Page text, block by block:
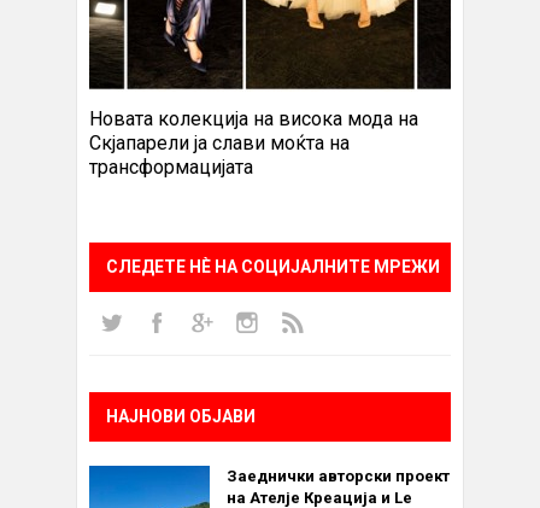
Новата колекција на висока мода на
Скјапарели ја слави моќта на
трансформацијата
СЛЕДЕТЕ НÈ НА СОЦИЈАЛНИТЕ МРЕЖИ
НАЈНОВИ ОБЈАВИ
Заеднички авторски проект
на Ателје Креација и Le